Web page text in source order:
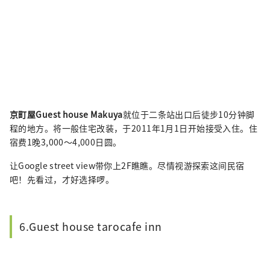
京町屋Guest house Makuya就位于二条站出口后徒步10分钟脚
程的地方。将一般住宅改装，于2011年1月1日开始接受入住。住
宿费1晚3,000～4,000日圆。
让Google street view带你上2F瞧瞧。尽情视游探索这间民宿
吧！先看过，才好选择啰。
6.Guest house tarocafe inn